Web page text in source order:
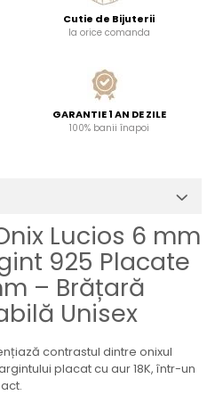
Cutie de Bijuterii
la orice comanda
GARANTIE 1 AN DE ZILE
100% banii înapoi
Lucios 6 mm
925 Placate
– Brățară
Unisex
contrastul dintre onixul
placat cu aur 18K, într-un